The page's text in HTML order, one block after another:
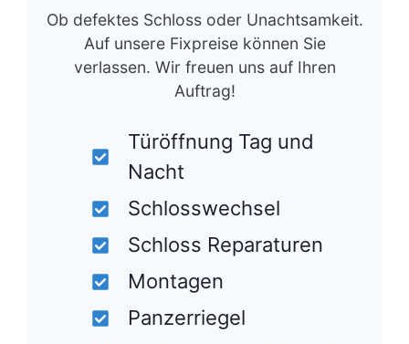
Ob defektes Schloss oder Unachtsamkeit.
Auf unsere Fixpreise können Sie
verlassen. Wir freuen uns auf Ihren
Auftrag!
Türöffnung Tag und
Nacht
Schlosswechsel
Schloss Reparaturen
Montagen
Panzerriegel